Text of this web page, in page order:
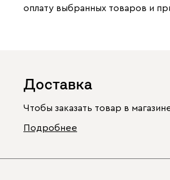
оплату выбранных товаров и
Доставка
Чтобы заказать товар в
Подробнее